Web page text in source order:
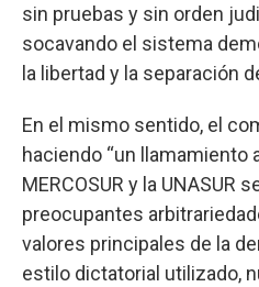
sin pruebas y sin orden
socavando el sistema
la libertad y la separación
En el mismo sentido, el
haciendo “un llamamiento
MERCOSUR y la UNASUR
preocupantes
valores principales de la
estilo dictatorial utilizado,